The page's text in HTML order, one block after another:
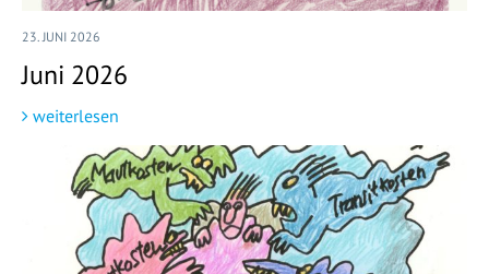
23. JUNI 2026
Juni 2026
weiterlesen